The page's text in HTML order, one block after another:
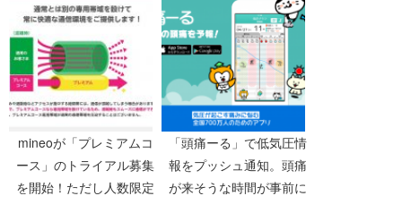
mineoが「プレミアムコ
ース」のトライアル募集
を開始！ただし人数限定
「頭痛ーる」で低気圧情
報をプッシュ通知。頭痛
が来そうな時間が事前に